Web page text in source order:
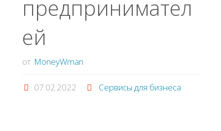
пpeдпpинимaтeл
eй
от MoneyWman
07.02.2022 Сервисы для бизнеса